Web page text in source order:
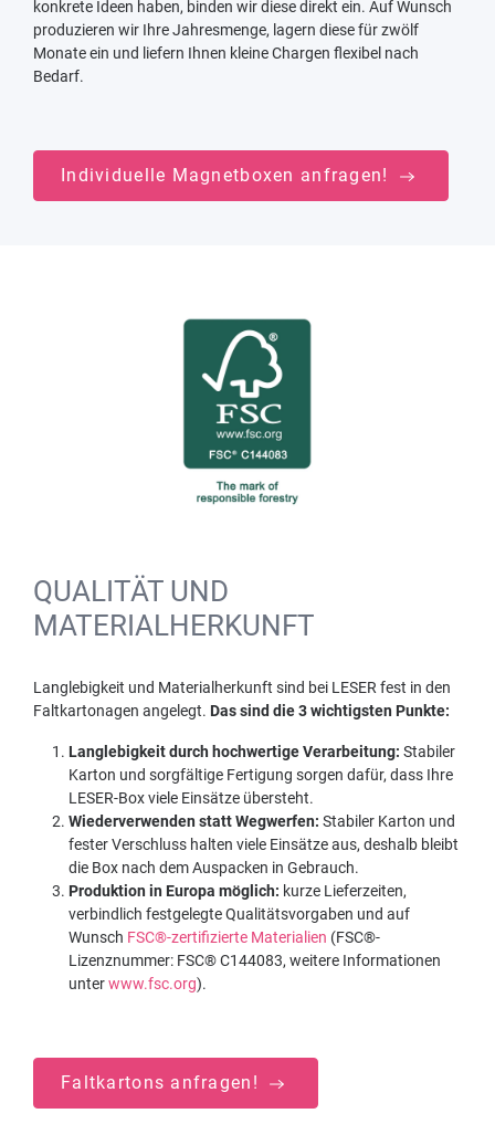
konkrete Ideen haben, binden wir diese direkt ein. Auf Wunsch
produzieren wir Ihre Jahresmenge, lagern diese für zwölf
Monate ein und liefern Ihnen kleine Chargen flexibel nach
Bedarf.
Individuelle Magnetboxen anfragen!
QUALITÄT UND
MATERIALHERKUNFT
Langlebigkeit und Materialherkunft sind bei LESER fest in den
Faltkartonagen angelegt. Das sind die 3 wichtigsten Punkte:
Langlebigkeit durch hochwertige Verarbeitung: Stabiler
Karton und sorgfältige Fertigung sorgen dafür, dass Ihre
LESER-Box viele Einsätze übersteht.
Wiederverwenden statt Wegwerfen: Stabiler Karton und
fester Verschluss halten viele Einsätze aus, deshalb bleibt
die Box nach dem Auspacken in Gebrauch.
Produktion in Europa möglich: kurze Lieferzeiten,
verbindlich festgelegte Qualitätsvorgaben und auf
Wunsch FSC®-zertifizierte Materialien (FSC®-
Lizenznummer: FSC® C144083, weitere Informationen
unterwww.fsc.org).
Faltkartons anfragen!